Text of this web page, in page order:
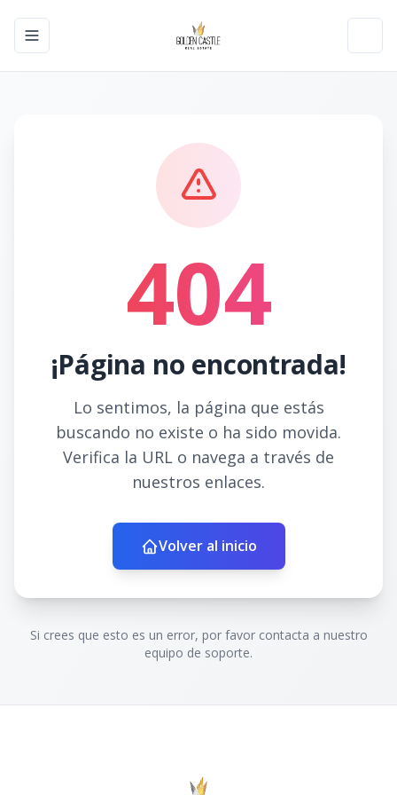
Toggle navigation menu
404
¡Página no encontrada!
Lo sentimos, la página que estás
buscando no existe o ha sido movida.
Verifica la URL o navega a través de
nuestros enlaces.
Volver al inicio
Si crees que esto es un error, por favor contacta a nuestro
equipo de soporte.